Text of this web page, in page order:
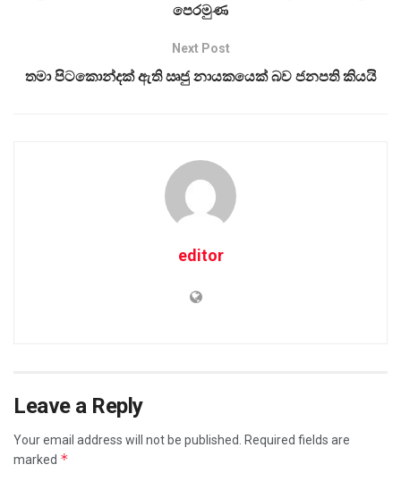
පෙරමුණ
Next Post
තමා පිටකොන්දක් ඇති ඍජු නායකයෙක් බව ජනපති කියයි
editor
Leave a Reply
Your email address will not be published.
Required fields are
marked *